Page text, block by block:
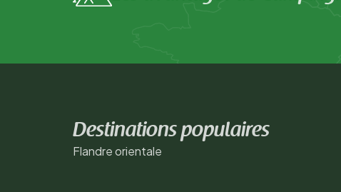
Destinations populaires
Flandre orientale